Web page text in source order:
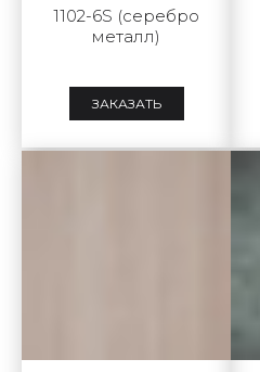
1102-6S (серебро
металл)
ЗАКАЗАТЬ